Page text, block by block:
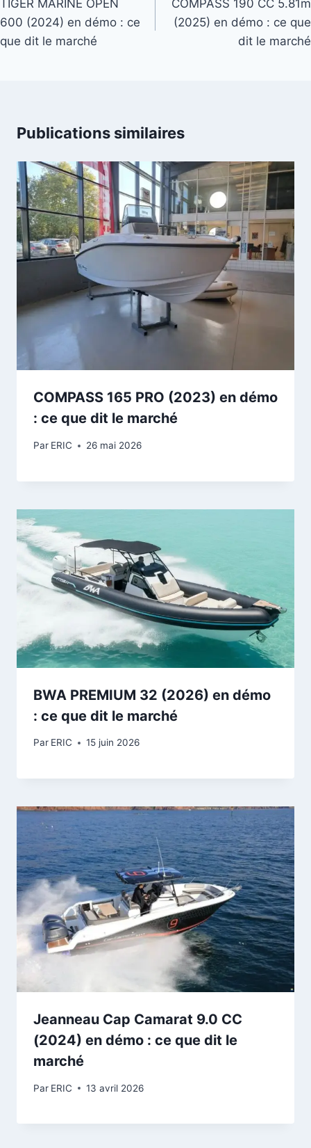
l’article
TIGER MARINE OPEN
600 (2024) en démo : ce
que dit le marché
COMPASS 190 CC 5.81m
(2025) en démo : ce que
dit le marché
Publications similaires
COMPASS 165 PRO (2023) en démo
: ce que dit le marché
Par ERIC 26 mai 2026
BWA PREMIUM 32 (2026) en démo
: ce que dit le marché
Par ERIC 15 juin 2026
Jeanneau Cap Camarat 9.0 CC
(2024) en démo : ce que dit le
marché
Par ERIC 13 avril 2026